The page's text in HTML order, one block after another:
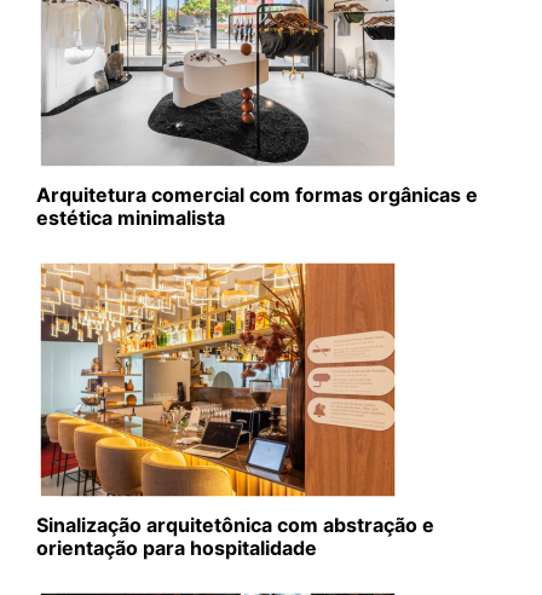
Arquitetura comercial com formas orgânicas e
estética minimalista
Sinalização arquitetônica com abstração e
orientação para hospitalidade